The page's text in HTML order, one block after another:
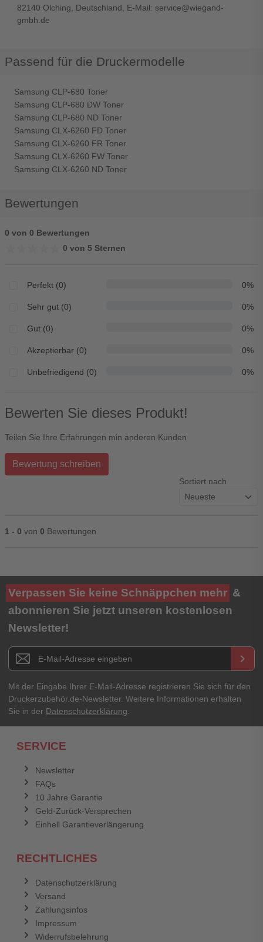
82140 Olching, Deutschland, E-Mail: service@wiegand-
gmbh.de
Passend für die Druckermodelle
Samsung CLP-680 Toner
Samsung CLP-680 DW Toner
Samsung CLP-680 ND Toner
Samsung CLX-6260 FD Toner
Samsung CLX-6260 FR Toner
Samsung CLX-6260 FW Toner
Samsung CLX-6260 ND Toner
Bewertungen
0 von 0 Bewertungen
0 von 5 Sternen
Perfekt (0) 0%
Sehr gut (0) 0%
Gut (0) 0%
Akzeptierbar (0) 0%
Unbefriedigend (0) 0%
Bewerten Sie dieses Produkt!
Teilen Sie Ihre Erfahrungen min anderen Kunden
Bewertung schreiben
Sortiert nach
1 - 0 von 0 Bewertungen
Ihre Bewertung**
★★★★★
Titel**
E-Mail-Adresse
Ihr Passwort
Verpassen Sie keine Schnäppchen mehr &
abonnieren Sie jetzt unseren kostenlosen
Newsletter!
Newsletter E-Mail Adresse keyboard_arrow_right
Mit der Eingabe Ihrer E-Mail-Adresse registrieren Sie sich für den
Druckerzubehör.de-Newsletter. Weitere Informationen erhalten
Sie in der Datenschutzerklärung.
SERVICE
Newsletter
FAQs
10 Jahre Garantie
Geld-Zurück-Versprechen
Einhell Garantieverlängerung
RECHTLICHES
Datenschutzerklärung
Versand
Zahlungsinfos
Impressum
Widerrufsbelehrung